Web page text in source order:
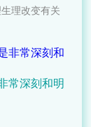
理改变有关
常深刻和明